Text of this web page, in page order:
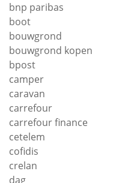
bnp paribas
boot
bouwgrond
bouwgrond kopen
bpost
camper
caravan
carrefour
carrefour finance
cetelem
cofidis
crelan
dag